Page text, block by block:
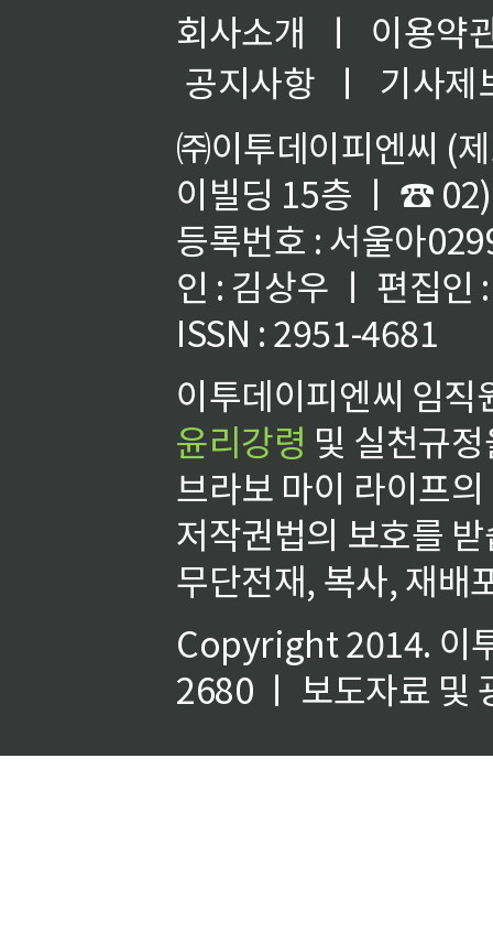
회사소개 ㅣ
이용약
공지사항
ㅣ
기사제
㈜이투데이피엔씨 (
이빌딩 15층 ㅣ ☎
등록번호 : 서울아
인 : 김상우 ㅣ 편집인
ISSN : 2951-4681
이투데이피엔씨 임
윤리강령 및 실천규
브라보 마이 라이프
저작권법의 보호를
무단전재, 복사, 재배
Copyright 2014. 이
2680 ㅣ 보도자료